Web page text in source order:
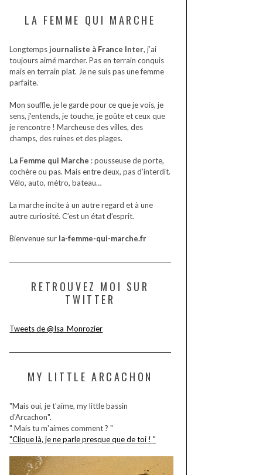
LA FEMME QUI MARCHE
Longtemps journaliste à France Inter, j’ai
toujours aimé marcher. Pas en terrain conquis
mais en terrain plat. Je ne suis pas une femme
parfaite.
Mon souffle, je le garde pour ce que je vois, je
sens, j’entends, je touche, je goûte et ceux que
je rencontre ! Marcheuse des villes, des
champs, des ruines et des plages.
La Femme qui Marche : pousseuse de porte,
cochère ou pas. Mais entre deux, pas d’interdit.
Vélo, auto, métro, bateau…
La marche incite à un autre regard et à une
autre curiosité. C’est un état d’esprit.
Bienvenue sur la-femme-qui-marche.fr
RETROUVEZ MOI SUR
TWITTER
Tweets de @Isa_Monrozier
MY LITTLE ARCACHON
"Mais oui, je t'aime, my little bassin
d'Arcachon".
" Mais tu m'aimes comment ? "
"Clique là, je ne parle presque que de toi ! "